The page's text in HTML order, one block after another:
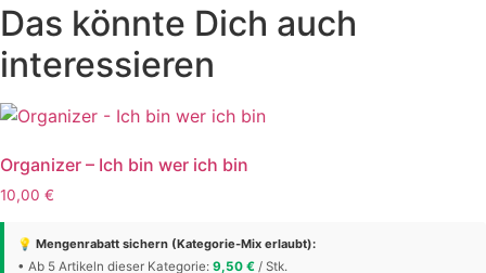
Das könnte Dich auch
interessieren
Organizer – Ich bin wer ich bin
10,00 €
💡 Mengenrabatt sichern (Kategorie-Mix erlaubt):
• Ab 5 Artikeln dieser Kategorie: 9,50 € / Stk.